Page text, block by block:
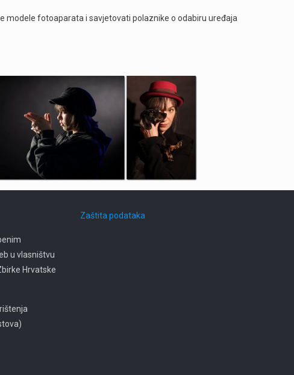
modele fotoaparata i savjetovati polaznike o odabiru uređaja
u vlasništvu
Hrvatske
Zaštita podataka